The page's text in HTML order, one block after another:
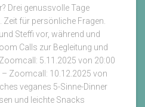
Drei genussvolle Tage
für persönliche Fragen.
Steffi vor, während und
Calls zur Begleitung und
5.11.2025 von 20:00
Zoomcall: 10.12.2025 von
veganes 5-Sinne-Dinner
und leichte Snacks